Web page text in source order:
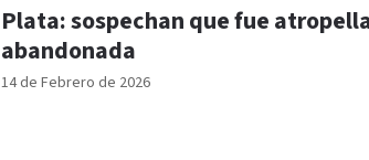
14 de Febrero de 2026
Plata: sospechan que fue
abandonada